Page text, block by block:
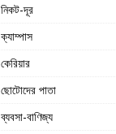
নিকট-দূর
ক্যাম্পাস
কেরিয়ার
ছোটোদের পাতা
ব্যবসা-বাণিজ্য